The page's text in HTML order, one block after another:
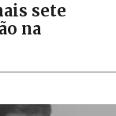
sete
na